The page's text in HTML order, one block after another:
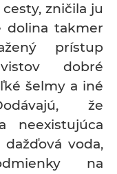
zničila ju
dolina takmer
prístup
dobré
šelmy a iné
že
neexistujúca
voda,
na